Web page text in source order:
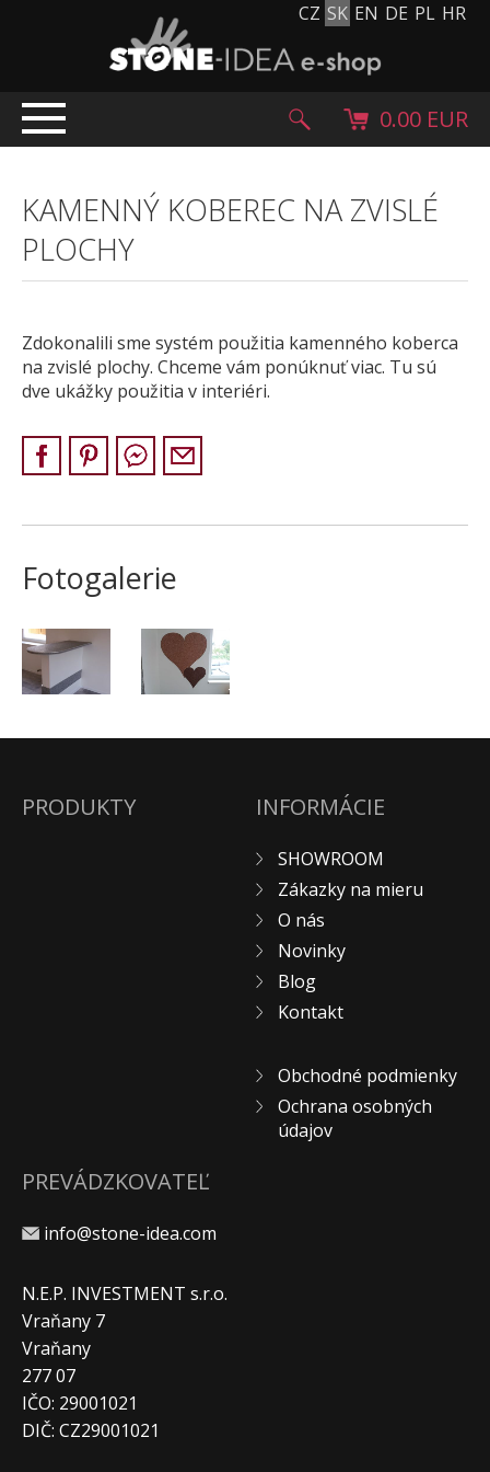
CZ SK EN DE PL HR
PRODUKTY
Kamenný koberec
Kamenné dlažby a obklady
Doplnkový sortiment
Výrobky z kameňa
Creative Floor
Terazzo
NOVINKY
KONTAKT
0.00 EUR
KAMENNÝ KOBEREC NA ZVISLÉ
PLOCHY
Zdokonalili sme systém použitia kamenného koberca
na zvislé plochy. Chceme vám ponúknuť viac. Tu sú
dve ukážky použitia v interiéri.
Fotogalerie
PRODUKTY INFORMÁCIE
SHOWROOM
Zákazky na mieru
O nás
Novinky
Blog
Kontakt
Obchodné podmienky
Ochrana osobných
údajov
PREVÁDZKOVATEĽ
info@stone-idea.com
N.E.P. INVESTMENT s.r.o.
Vraňany 7
Vraňany
277 07
IČO: 29001021
DIČ: CZ29001021